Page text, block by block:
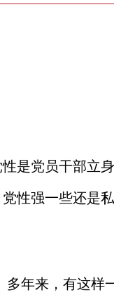
是党员干部立身
性强一些还是
年来，有这样